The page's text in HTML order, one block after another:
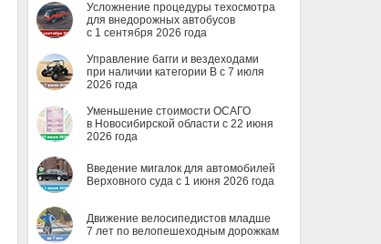
Усложнение процедуры техосмотра
для внедорожных автобусов
с 1 сентября 2026 года
Управление багги и вездеходами
при наличии категории B с 7 июля
2026 года
Уменьшение стоимости ОСАГО
в Новосибирской области с 22 июня
2026 года
Введение мигалок для автомобилей
Верховного суда с 1 июня 2026 года
Движение велосипедистов младше
7 лет по велопешеходным дорожкам